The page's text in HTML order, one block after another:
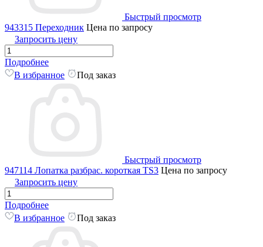
Быстрый просмотр
943315 Переходник Цена по запросу
Запросить цену
Подробнее
В избранное
Под заказ
Быстрый просмотр
947114 Лопатка разбрас. короткая TS3 Цена по запросу
Запросить цену
Подробнее
В избранное
Под заказ